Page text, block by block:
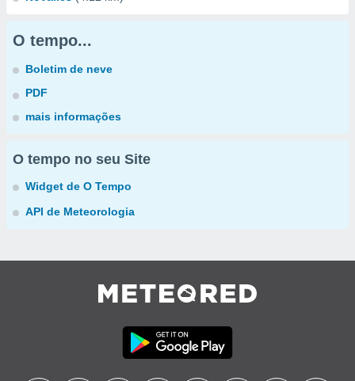
O tempo...
Boletim de neve
PDF
mais informações
O tempo no seu Site
Widget de O Tempo
API de Meteorologia